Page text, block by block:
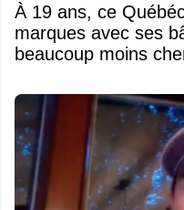
À 19 ans, ce
marques avec ses
beaucoup moins